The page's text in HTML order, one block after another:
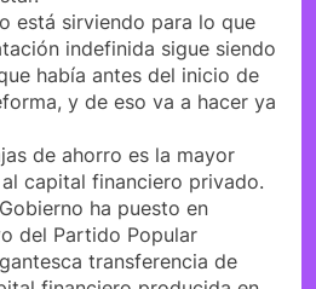
está sirviendo para lo que
indefinida sigue siendo
había antes del inicio de
y de eso va a hacer ya
de ahorro es la mayor
capital financiero privado.
ha puesto en
del Partido Popular
transferencia de